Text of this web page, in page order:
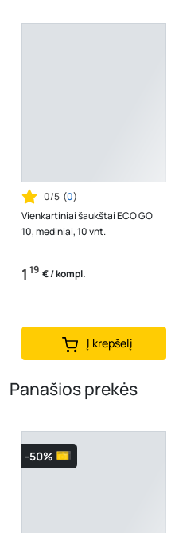
0/5 (0)
Vienkartiniai šaukštai ECO GO
10, mediniai, 10 vnt.
1 19 € / kompl.
Į krepšelį
Panašios prekės
-50%